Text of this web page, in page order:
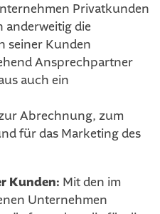
Privatkunden
anderweitig die
seiner Kunden
Ansprechpartner
auch ein
Abrechnung, zum
für das Marketing des
Kunden: Mit den im
Unternehmen